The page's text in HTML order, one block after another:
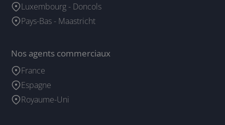
Luxembourg - Doncols
Pays-Bas - Maastricht
Nos agents commerciaux
France
Espagne
Royaume-Uni